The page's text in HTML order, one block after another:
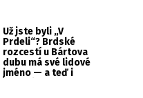
Už jste byli „V
Prdeli“? Brdské
rozcestí u Bártova
dubu má své lidové
jméno — a teď i